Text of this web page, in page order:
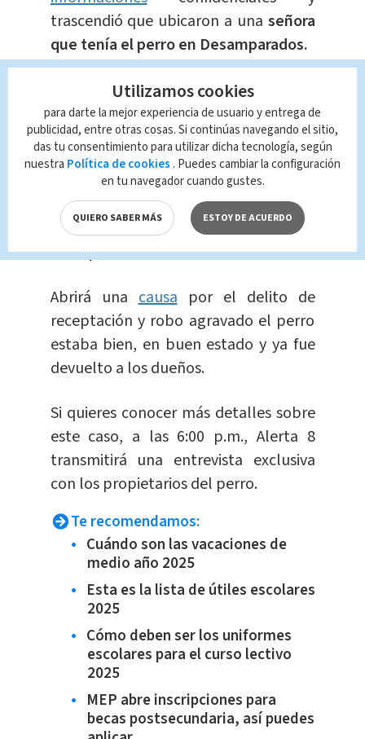
trascendió que ubicaron a una señora
que tenía el perro en Desamparados.
La mujer habría contado que la
mascota se la dio su pareja
sentimental, en aparentemente ella
le dio un dinero para que lo comprara.
El sujeto está en fuga y el OIJ lo busca
así como alsegundo hombre que lo
acompañaba el día del asalto.
Abrirá unacausa por el delito de
receptación y robo agravado el perro
estaba bien, en buen estado y ya fue
devuelto a los dueños.
Si quieres conocer más detalles sobre
este caso, a las 6:00 p.m., Alerta 8
transmitirá una entrevista exclusiva
con los propietarios del perro.
Te recomendamos:
Cuándo son las vacaciones de
medio año 2025
Esta es la lista de útiles escolares
2025
Cómo deben ser los uniformes
escolares para el curso lectivo
2025
MEP abre inscripciones para
becas postsecundaria, así puedes
Utilizamos cookies
para darte la mejor experiencia de usuario y entrega de
publicidad, entre otras cosas. Si continúas navegando el sitio,
das tu consentimiento para utilizar dicha tecnología, según
nuestra Política de cookies . Puedes cambiar la configuración
en tu navegador cuando gustes.
QUIERO SABER MÁS ESTOY DE ACUERDO